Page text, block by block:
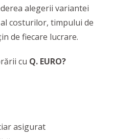
alegerii variantei
costurilor, timpului de
de fiecare lucrare.
cu Q. EURO?
asigurat